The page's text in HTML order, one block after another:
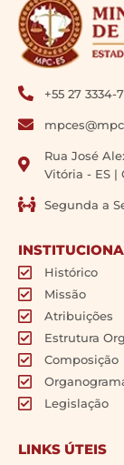
+55 27 3334-
Rua José
Vitória - ES |
Segunda a
Histórico
Missão
Atribuições
Estrutura
Composição
Legislação
LINKS ÚTEIS